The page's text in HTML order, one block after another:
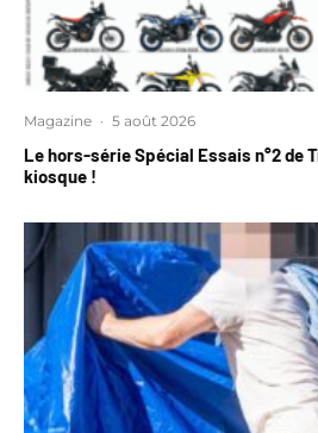
Magazine · 5 août 2026
Le hors-série Spécial Essais n°2 de
kiosque !